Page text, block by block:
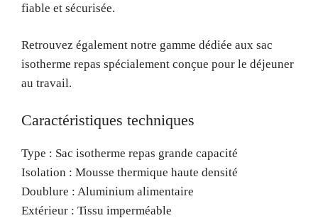
fiable et sécurisée.
Retrouvez également notre gamme dédiée aux sac
isotherme repas spécialement conçue pour le déjeuner
au travail.
Caractéristiques techniques
Type : Sac isotherme repas grande capacité
Isolation : Mousse thermique haute densité
Doublure : Aluminium alimentaire
Extérieur : Tissu imperméable